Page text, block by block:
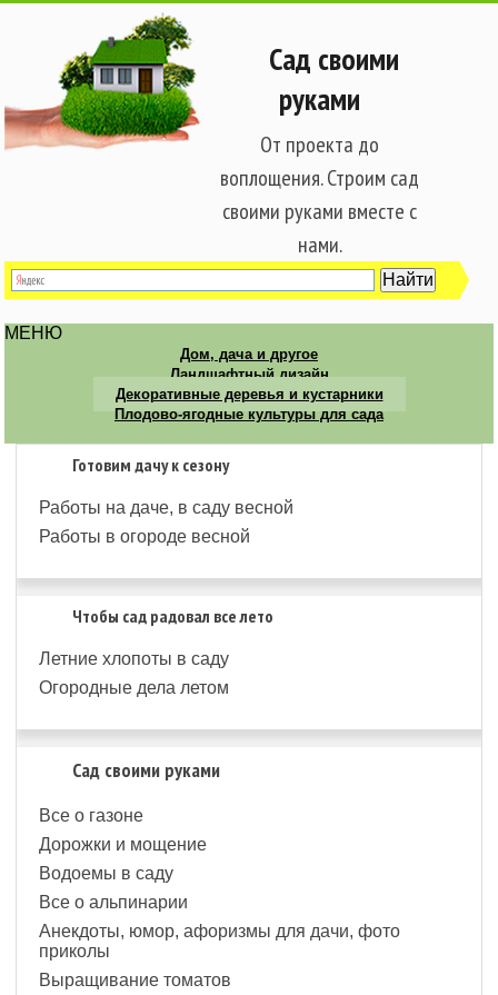
Сад своими
руками
От проекта до
воплощения. Строим сад
своими руками вместе с
нами.
МЕНЮ
Дом, дача и другое
Ландшафтный дизайн
Декоративные деревья и кустарники
Плодово-ягодные культуры для сада
Готовим дачу к сезону
Работы на даче, в саду весной
Работы в огороде весной
Чтобы сад радовал все лето
Летние хлопоты в саду
Огородные дела летом
Сад своими руками
Все о газоне
Дорожки и мощение
Водоемы в саду
Все о альпинарии
Анекдоты, юмор, афоризмы для дачи, фото
приколы
Выращивание томатов